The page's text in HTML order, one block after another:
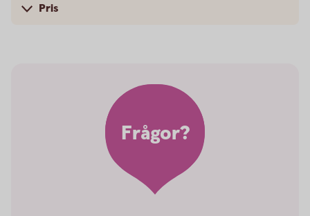
Pris
Frågor?